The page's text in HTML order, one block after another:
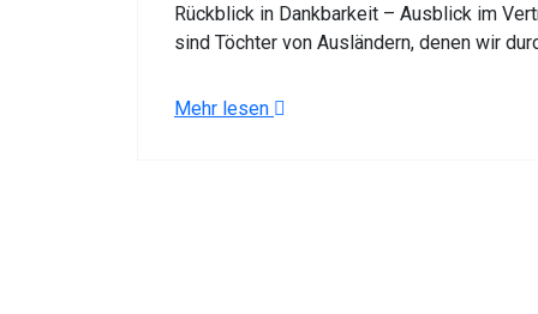
Rückblick in Dankbarkeit – Ausblick im
sind Töchter von Ausländern, denen wir
Mehr lesen